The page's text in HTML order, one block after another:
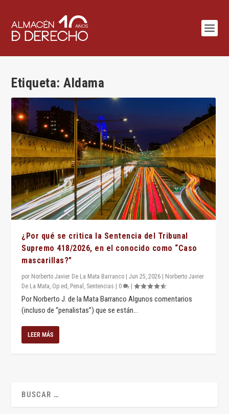
Etiqueta:Aldama
¿Por qué se critica la Sentencia del Tribunal
Supremo 418/2026, en el conocido como “Caso
mascarillas?”
por Norberto Javier De La Mata Barranco |Jun 25, 2026
Norberto Javier
De La Mata, Op ed , Penal , Sentencias 0 |
Por Norberto J. de la Mata Barranco Algunos comentarios
(incluso de “penalistas”) que se están...
LEER MÁS